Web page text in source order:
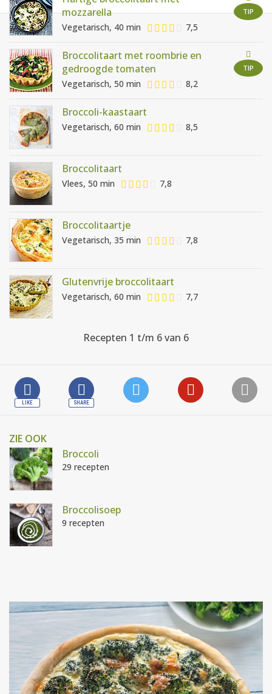
AANMELDEN
RECEPTEN
WEEKMENU'S
TIP
mozzarella
Vegetarisch, 40 min 7,5
TIP
Broccolitaart met roombrie en
gedroogde tomaten
Vegetarisch, 50 min 8,2
Broccoli-kaastaart
Vegetarisch, 60 min 8,5
Broccolitaart
Vlees, 50 min 7,8
Broccolitaartje
Vegetarisch, 35 min 7,8
Glutenvrije broccolitaart
Vegetarisch, 60 min 7,7
Recepten 1 t/m 6 van 6
ZIE OOK
Broccoli
29 recepten
Broccolisoep
9 recepten